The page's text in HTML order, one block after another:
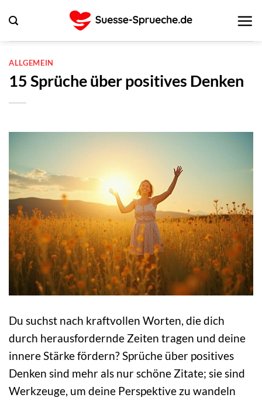
Inhalt
springen
ALLGEMEIN
15 Sprüche über positives Denken
Du suchst nach kraftvollen Worten, die dich
durch herausfordernde Zeiten tragen und deine
innere Stärke fördern? Sprüche über positives
Denken sind mehr als nur schöne Zitate; sie sind
Werkzeuge, um deine Perspektive zu wandeln